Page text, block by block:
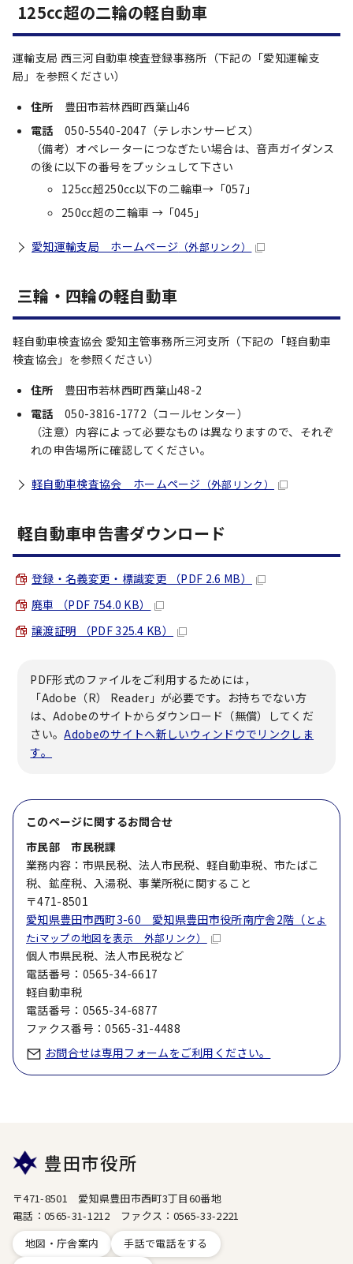
125cc超の二輪の軽自動車
運輸支局 西三河自動車検査登録事務所（下記の「愛知運輸支
局」を参照ください）
住所 豊田市若林西町西葉山46
電話 050-5540-2047（テレホンサービス）
（備考）オペレーターにつなぎたい場合は、音声ガイダンス
の後に以下の番号をプッシュして下さい
125cc超250cc以下の二輪車→「057」
250cc超の二輪車 →「045」
愛知運輸支局 ホームページ （外部リンク）
三輪・四輪の軽自動車
軽自動車検査協会 愛知主管事務所三河支所（下記の「軽自動車
検査協会」を参照ください）
住所 豊田市若林西町西葉山48-2
電話 050-3816-1772（コールセンター）
（注意）内容によって必要なものは異なりますので、それぞ
れの申告場所に確認してください。
軽自動車検査協会 ホームページ （外部リンク）
軽自動車申告書ダウンロード
登録・名義変更・標識変更 （PDF 2.6 MB）
廃車 （PDF 754.0 KB）
譲渡証明 （PDF 325.4 KB）
PDF形式のファイルをご利用するためには，
「Adobe（R） Reader」が必要です。お持ちでない方
は、Adobeのサイトからダウンロード（無償）してくだ
さい。Adobeのサイトへ新しいウィンドウでリンクしま
す。
このページに関するお問合せ
市民部 市民税課
業務内容：市県民税、法人市民税、軽自動車税、市たばこ
税、鉱産税、入湯税、事業所税に関すること
〒471-8501
愛知県豊田市西町3-60 愛知県豊田市役所南庁舎2階（ とよ
たiマップの地図を表示 外部リンク）
個人市県民税、法人市民税など
電話番号：0565-34-6617
軽自動車税
電話番号：0565-34-6877
ファクス番号：0565-31-4488
お問合せは専用フォームをご利用ください。
豊田市役所
〒471-8501 愛知県豊田市西町3丁目60番地
電話：0565-31-1212 ファクス：0565-33-2221
地図・庁舎案内
手話で電話をする